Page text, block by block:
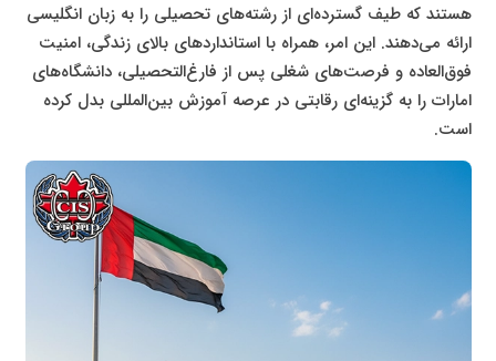
هستند که طیف گسترده‌ای از رشته‌های تحصیلی را به زبان انگلیسی
ارائه می‌دهند. این امر، همراه با استانداردهای بالای زندگی، امنیت
فوق‌العاده و فرصت‌های شغلی پس از فارغ‌التحصیلی، دانشگاه‌های
امارات را به گزینه‌ای رقابتی در عرصه آموزش بین‌المللی بدل کرده
است.